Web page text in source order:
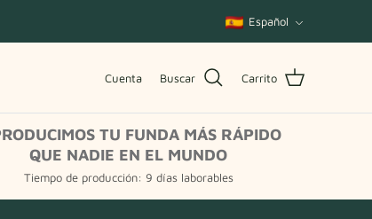
Idioma
Español
Cuenta Buscar Carrito
TU FUNDA MÁS RÁPIDO
QUE NADIE EN EL MUNDO
Tiempo de producción: 9 días laborables